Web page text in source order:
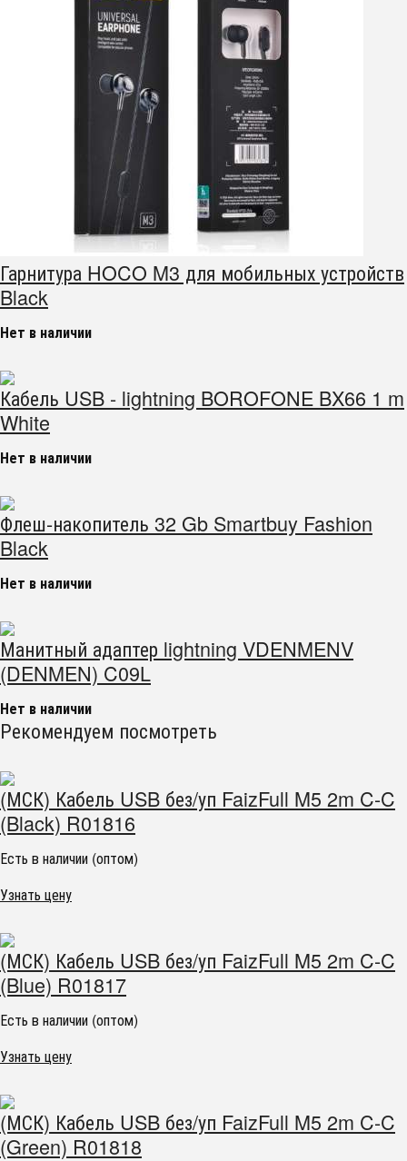
Гарнитура HOCO M3 для мобильных устройств
Black
Нет в наличии
Кабель USB - lightning BOROFONE BX66 1 m
White
Нет в наличии
Флеш-накопитель 32 Gb Smartbuy Fashion
Black
Нет в наличии
Манитный адаптер lightning VDENMENV
(DENMEN) C09L
Нет в наличии
Рекомендуем посмотреть
(МСК) Кабель USB без/уп FaizFull M5 2m C-C
(Black) R01816
Есть в наличии (оптом)
Узнать цену
(МСК) Кабель USB без/уп FaizFull M5 2m C-C
(Blue) R01817
Есть в наличии (оптом)
Узнать цену
(МСК) Кабель USB без/уп FaizFull M5 2m C-C
(Green) R01818